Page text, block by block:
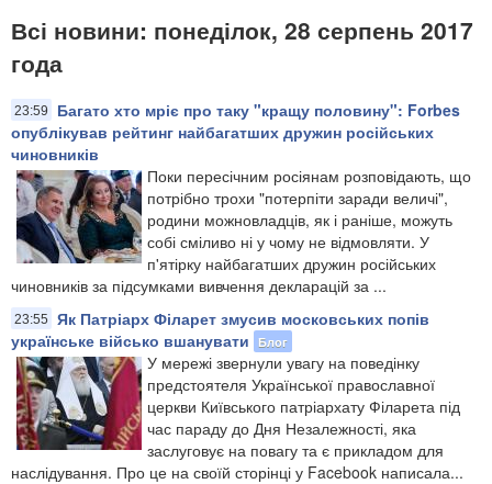
Всі новини: понеділок, 28 серпень 2017
года
23:59
Багато хто мріє про таку "кращу половину": Forbes
опублікував рейтинг найбагатших дружин російських
чиновників
Поки пересічним росіянам розповідають, що
потрібно трохи "потерпіти заради величі",
родини можновладців, як і раніше, можуть
собі сміливо ні у чому не відмовляти. У
п'ятірку найбагатших дружин російських
чиновників за підсумками вивчення декларацій за ...
23:55
Як Патріарх Філарет змусив московських попів
українське військо вшанувати
Блог
У мережі звернули увагу на поведінку
предстоятеля Української православної
церкви Київського патріархату Філарета під
час параду до Дня Незалежності, яка
заслуговує на повагу та є прикладом для
наслідування. Про це на своїй сторінці у Facebook написала...